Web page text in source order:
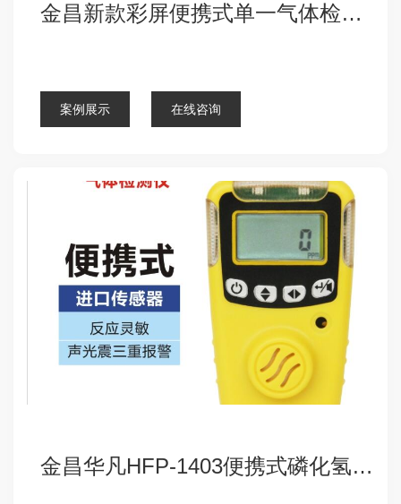
金昌新款彩屏便携式单一气体检测仪
案例展示 在线咨询
金昌华凡HFP-1403便携式磷化氢检测仪报警器